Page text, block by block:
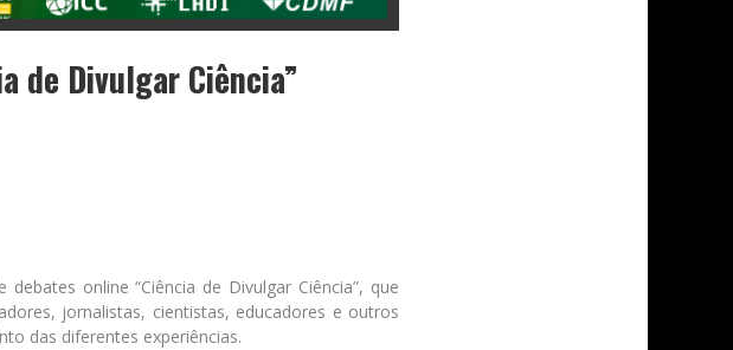
de Divulgar Ciência”
online “Ciência de Divulgar Ciência”, que
jornalistas, cientistas, educadores e outros
das diferentes experiências.